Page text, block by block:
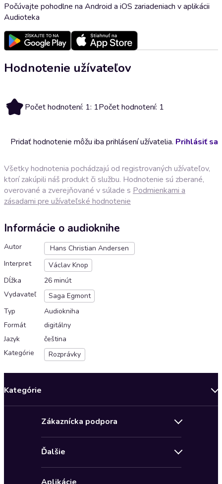
Počúvajte pohodlne na Android a iOS zariadeniach v aplikácii
Audioteka
Hodnotenie užívateľov
1 Počet hodnotení: 1: 1Počet hodnotení: 1
Pridať hodnotenie môžu iba prihlásení užívatelia. Prihlásiť sa
Všetky hodnotenia pochádzajú od registrovaných užívateľov,
ktorí zakúpili náš produkt či službu. Hodnotenie sú zberané,
overované a zverejňované v súlade s Podmienkami a
zásadami pre užívateľské hodnotenie
Informácie o audioknihe
Autor
Hans Christian Andersen
Interpret
Václav Knop
Dĺžka
26 minút
Vydavateľ
Saga Egmont
Typ
Audiokniha
Formát
digitálny
Jazyk
čeština
Kategórie
Rozprávky
Kategórie
Fantasy a sci-fi
Zákaznícka podpora
Kontakt a pomocník
Ďalšie